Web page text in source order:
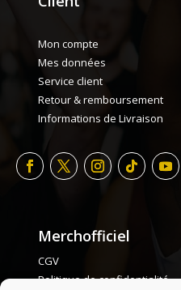
Mon compte
Mes données
Service client
Retour & remboursement
Informations de Livraison
Merchofficiel
CGV
Politique de confidentialité